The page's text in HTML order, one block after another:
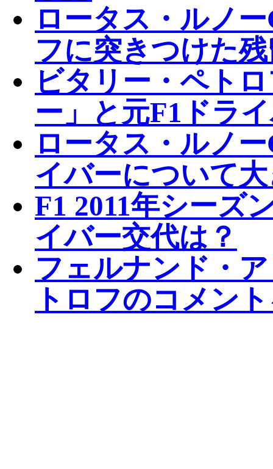
ロータス・ルノ
フに突きつけた
ビタリー・ペト
ー」と元F1ドラ
ロータス・ルノ
イバーについて
F1 2011年シーズ
イバー交代は？
フェルナンド・
トロフのコメン